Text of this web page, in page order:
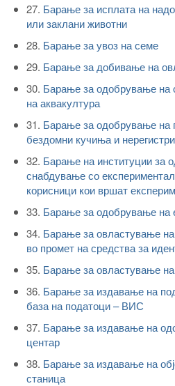
27. Барање за исплата на
или заклани животни
28. Барање за увоз на семе
29. Барање за добивање на
30. Барање за одобрување на
на аквакултура
31. Барање за одобрување на
бездомни кучиња и
32. Барање на институции за
снабдување со
корисници кои вршат
33. Барање за одобрување на
34. Барање за овластување
во промет на средства за
35. Барање за овластување
36. Барање за издавање на
база на податоци – ВИС
37. Барање за издавање на
центар
38. Барање за издавање на
станица